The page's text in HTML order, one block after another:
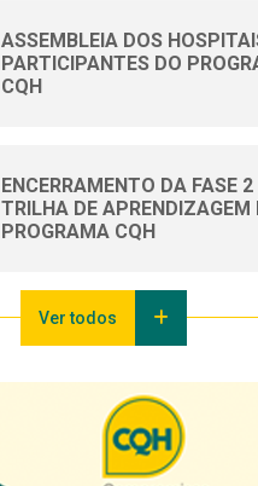
ASSEMBLEIA DOS
PARTICIPANTES DO
CQH
ENCERRAMENTO DA FASE
TRILHA DE APRENDIZAGEM
PROGRAMA CQH
Ver todos